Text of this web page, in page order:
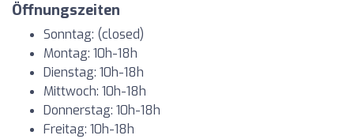
Öffnungszeiten
Sonntag: (closed)
Montag: 10h-18h
Dienstag: 10h-18h
Mittwoch: 10h-18h
Donnerstag: 10h-18h
Freitag: 10h-18h